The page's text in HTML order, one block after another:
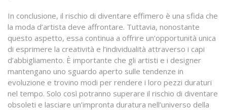
In conclusione, il rischio di diventare effimero è una sfida che
la moda d’artista deve affrontare. Tuttavia, nonostante
questo aspetto, essa continua a offrire un’opportunità unica
di esprimere la creatività e l’individualità attraverso i capi
d’abbigliamento. È importante che gli artisti e i designer
mantengano uno sguardo aperto sulle tendenze in
evoluzione e trovino modi per rendere i loro pezzi duraturi
nel tempo. Solo così potranno superare il rischio di diventare
obsoleti e lasciare un’impronta duratura nell’universo della